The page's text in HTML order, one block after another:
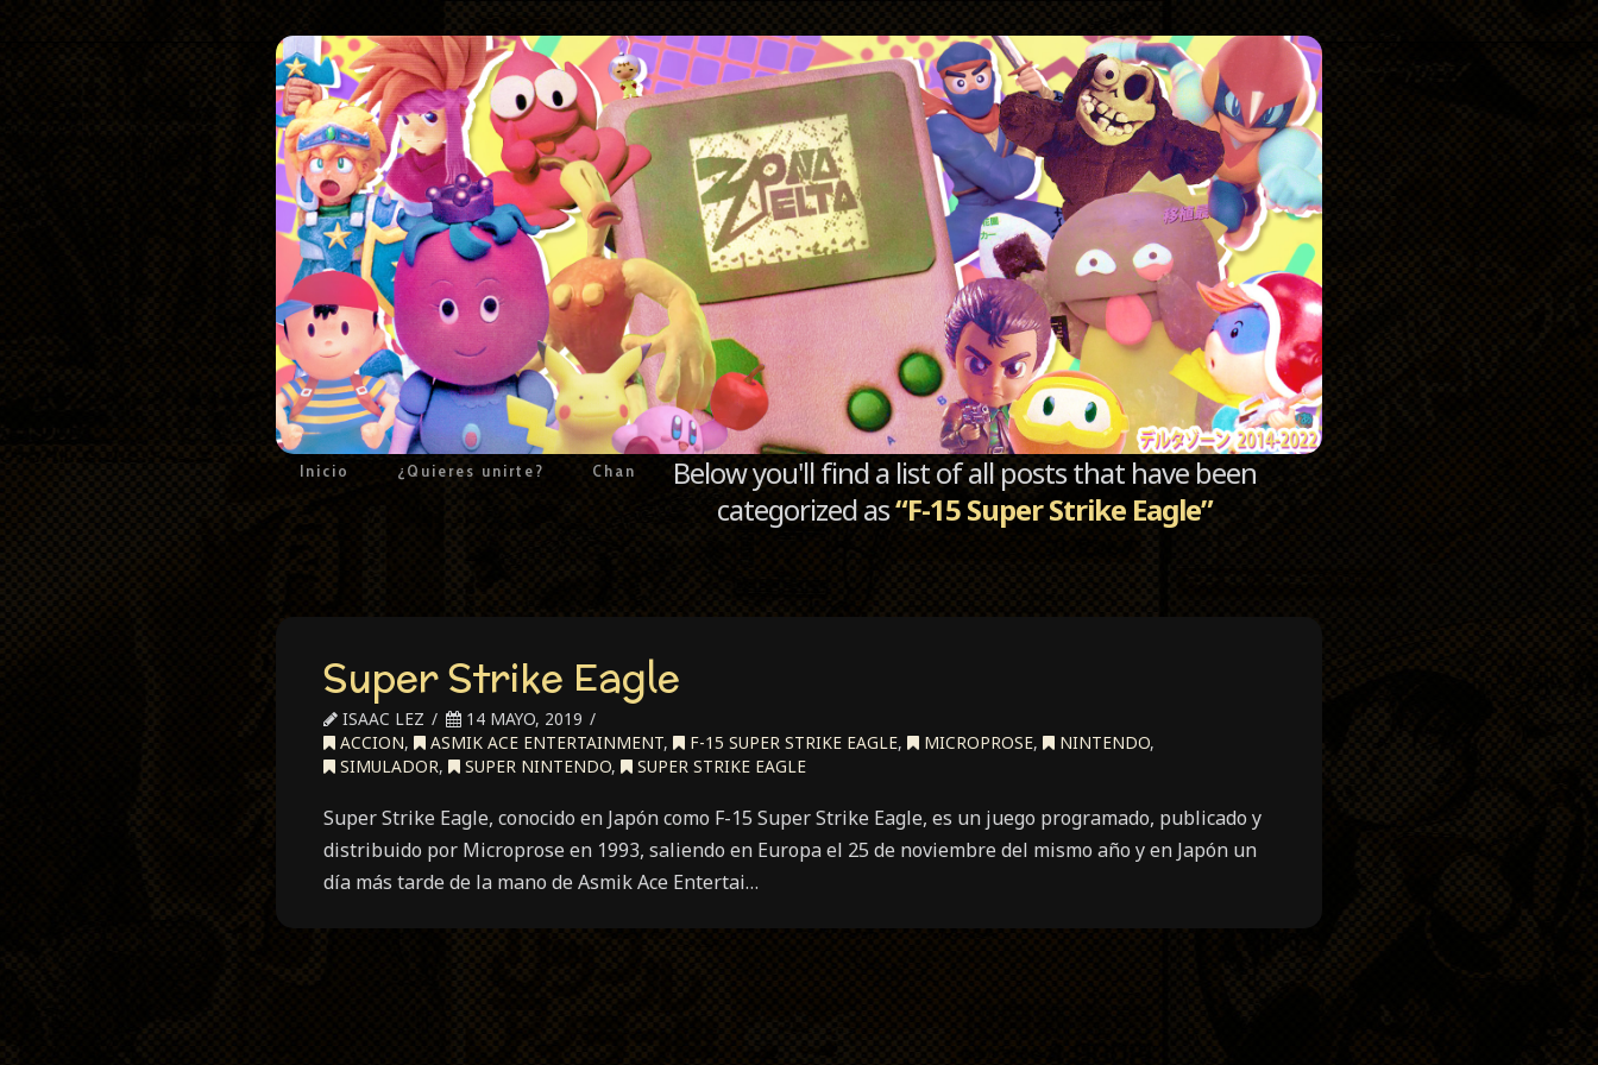
Inicio ¿Quieres unirte? Chan
Below you'll find a list of all posts that have been
categorized as“F-15 Super Strike Eagle”
Super Strike Eagle
ISAAC LEZ
14 MAYO, 2019
ACCION, ASMIK ACE ENTERTAINMENT, F-15 SUPER STRIKE EAGLE, MICROPROSE, NINTENDO,
SIMULADOR, SUPER NINTENDO, SUPER STRIKE EAGLE
Super Strike Eagle, conocido en Japón como F-15 Super Strike Eagle, es un juego programado, publicado y
distribuido por Microprose en 1993, saliendo en Europa el 25 de noviembre del mismo año y en Japón un
día más tarde de la mano de Asmik Ace Entertai…